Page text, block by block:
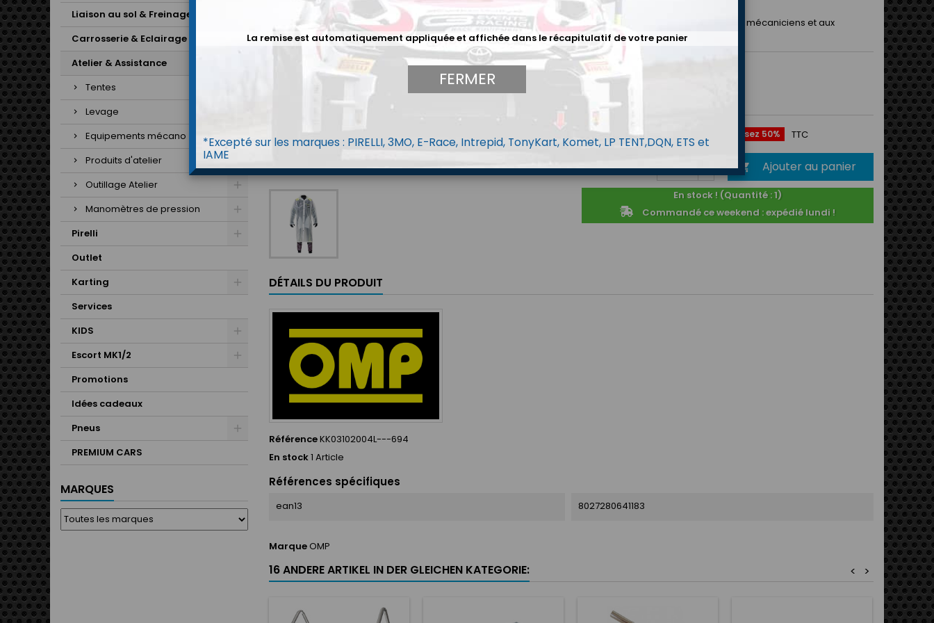
Liaison au sol & Freinage
Carrosserie & Eclairage
Atelier & Assistance
Tentes
Levage
Equipements mécano
Produits d'atelier
Outillage Atelier
Manomètres de pression
Pirelli
Outlet
Karting
Services
KIDS
Escort MK1/2
Promotions
Idées cadeaux
Pneus
PREMIUM CARS
MARQUES
réglable par cordon.
Deux grandes poches. Convient aux mécaniciens et aux
opérateurs du paddock.
Taille OMP
70,80 € 35,40 € Économisez 50% TTC
Quantité  Ajouter au panier
En stock ! (Quantité : 1)
Commandé ce weekend : expédié lundi !
DÉTAILS DU PRODUIT
RéférenceKK03102004L---694
En stock1 Article
Références spécifiques
ean13 8027280641183
MarqueOMP
16 ANDERE ARTIKEL IN DER GLEICHEN KATEGORIE: >
<
La remise est automatiquement appliquée et affichée dans le récapitulatif de votre panier
FERMER
*Excepté sur les marques : PIRELLI, 3MO, E-Race, Intrepid, TonyKart, Komet, LP TENT,DQN, ETS et
IAME